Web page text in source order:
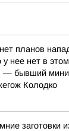
планов
у нее нет в этом
— бывший
Колодко
заготовки